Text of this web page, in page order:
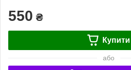
550 ₴
Купити
або